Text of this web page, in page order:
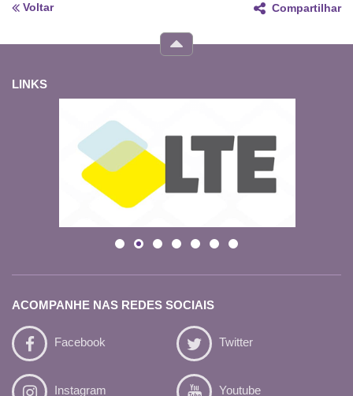
Voltar Compartilhar
LINKS
ACOMPANHE NAS REDES SOCIAIS
Facebook Twitter
Instagram Youtube